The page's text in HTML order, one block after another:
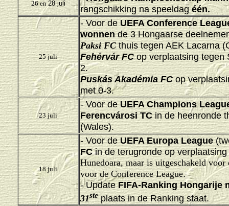
26 en28 juli
rangschikking na speeldagéén.
25 juli
- Voor deUEFA Conference
wonnende 3 Hongaarse
Paksi FC thuis tegen AEK Lacarna
Fehérvár FCop verplaatsing tegen
2.
Puskás Akadémia FCop
met 0-3.
23 juli
- Voor deUEFA Champions
Ferencvárosi TCin de heenronde
(Wales).
18 juli
- Voor deUEFA Europa League
FCin de terugronde op
Hunedoara, maar is uitgeschakeld
voor de Conference League.
-Update FIFA-Ranking Hongarije
31steplaats in de Ranking staat.